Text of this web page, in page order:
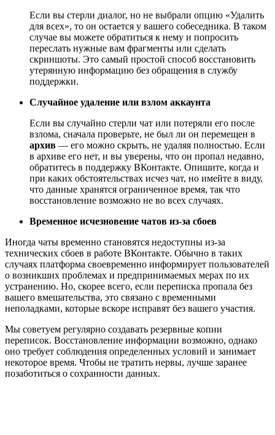
Если вы стерли диалог, но не выбрали опцию «Удалить
для всех», то он остается у вашего собеседника. В таком
случае вы можете обратиться к нему и попросить
переслать нужные вам фрагменты или сделать
скриншоты. Это самый простой способ восстановить
утерянную информацию без обращения в службу
поддержки.
Случайное удаление или взлом аккаунта
Если вы случайно стерли чат или потеряли его после
взлома, сначала проверьте, не был ли он перемещен в
архив — его можно скрыть, не удаляя полностью. Если
в архиве его нет, и вы уверены, что он пропал недавно,
обратитесь в поддержку ВКонтакте. Опишите, когда и
при каких обстоятельствах исчез чат, но имейте в виду,
что данные хранятся ограниченное время, так что
восстановление возможно не во всех случаях.
Временное исчезновение чатов из-за сбоев
Иногда чаты временно становятся недоступны из-за
технических сбоев в работе ВКонтакте. Обычно в таких
случаях платформа своевременно информирует пользователей
о возникших проблемах и предпринимаемых мерах по их
устранению. Но, скорее всего, если переписка пропала без
вашего вмешательства, это связано с временными
неполадками, которые вскоре исправят без вашего участия.
Мы советуем регулярно создавать резервные копии
переписок. Восстановление информации возможно, однако
оно требует соблюдения определенных условий и занимает
некоторое время. Чтобы не тратить нервы, лучше заранее
позаботиться о сохранности данных.